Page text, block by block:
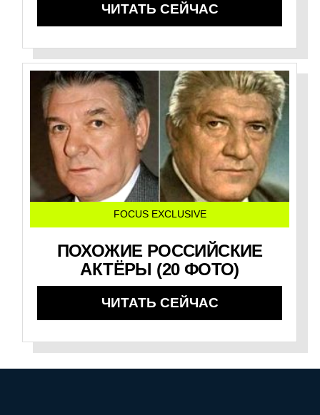
ЧИТАТЬ СЕЙЧАС
FOCUS EXCLUSIVE
ПОХОЖИЕ РОССИЙСКИЕ
АКТЁРЫ (20 ФОТО)
ЧИТАТЬ СЕЙЧАС